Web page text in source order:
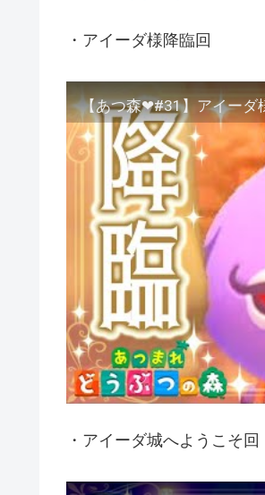
・アイーダ様降臨回
・アイーダ城へようこそ回